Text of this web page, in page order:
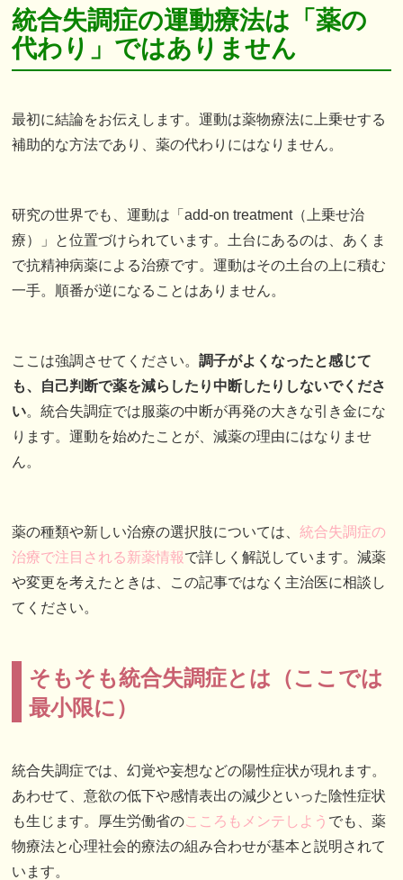
統合失調症の運動療法は「薬の
代わり」ではありません
最初に結論をお伝えします。運動は薬物療法に上乗せする
補助的な方法であり、薬の代わりにはなりません。
研究の世界でも、運動は「add-on treatment（上乗せ治
療）」と位置づけられています。土台にあるのは、あくま
で抗精神病薬による治療です。運動はその土台の上に積む
一手。順番が逆になることはありません。
ここは強調させてください。調子がよくなったと感じて
も、自己判断で薬を減らしたり中断したりしないでくださ
い。統合失調症では服薬の中断が再発の大きな引き金にな
ります。運動を始めたことが、減薬の理由にはなりませ
ん。
薬の種類や新しい治療の選択肢については、統合失調症の
治療で注目される新薬情報で詳しく解説しています。減薬
や変更を考えたときは、この記事ではなく主治医に相談し
てください。
そもそも統合失調症とは（ここでは
最小限に）
統合失調症では、幻覚や妄想などの陽性症状が現れます。
あわせて、意欲の低下や感情表出の減少といった陰性症状
も生じます。厚生労働省のこころもメンテしよう でも、薬
物療法と心理社会的療法の組み合わせが基本と説明されて
います。